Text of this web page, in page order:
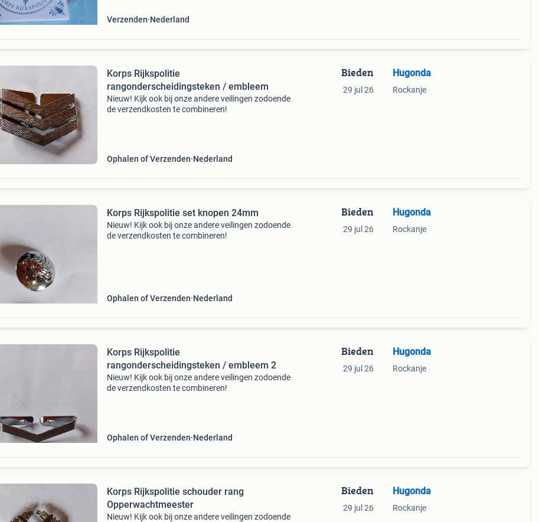
Verzenden Nederland
Korps Rijkspolitie
rangonderscheidingsteken / embleem
Nieuw! Kijk ook bij onze andere veilingen zodoende
de verzendkosten te combineren!
Ophalen of Verzenden Nederland
Bieden
29 jul 26
Hugonda
Rockanje
Korps Rijkspolitie set knopen 24mm
Nieuw! Kijk ook bij onze andere veilingen zodoende
de verzendkosten te combineren!
Ophalen of Verzenden Nederland
Bieden
29 jul 26
Hugonda
Rockanje
Korps Rijkspolitie
rangonderscheidingsteken / embleem 2
Nieuw! Kijk ook bij onze andere veilingen zodoende
de verzendkosten te combineren!
Ophalen of Verzenden Nederland
Bieden
29 jul 26
Hugonda
Rockanje
Korps Rijkspolitie schouder rang
Opperwachtmeester
Nieuw! Kijk ook bij onze andere veilingen zodoende
Bieden
29 jul 26
Hugonda
Rockanje